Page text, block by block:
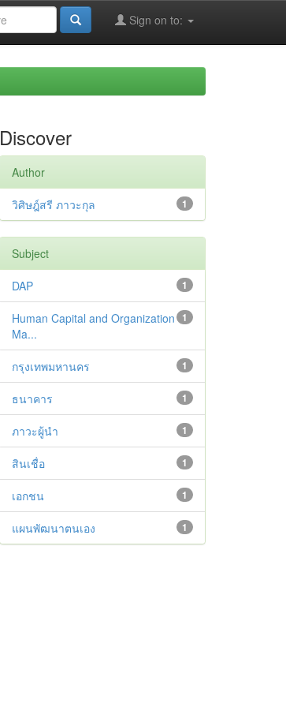
Sign on to:
Discover
Author
1
วิศิษฎ์สรี ภาวะกุล
Subject
1
DAP
1
Human Capital and Organization
Ma...
1
กรุงเทพมหานคร
1
ธนาคาร
1
ภาวะผู้นำ
1
สินเชื่อ
1
เอกชน
1
แผนพัฒนาตนเอง